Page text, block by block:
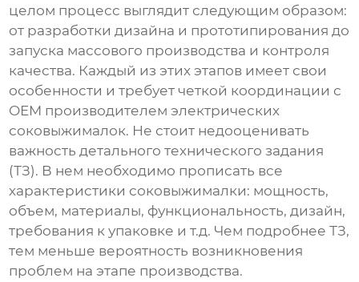
целом процесс выглядит следующим образом:
от разработки дизайна и прототипирования до
запуска массового производства и контроля
качества. Каждый из этих этапов имеет свои
особенности и требует четкой координации с
OEM производителем электрических
соковыжималок. Не стоит недооценивать
важность детального технического задания
(ТЗ). В нем необходимо прописать все
характеристики соковыжималки: мощность,
объем, материалы, функциональность, дизайн,
требования к упаковке и т.д. Чем подробнее ТЗ,
тем меньше вероятность возникновения
проблем на этапе производства.